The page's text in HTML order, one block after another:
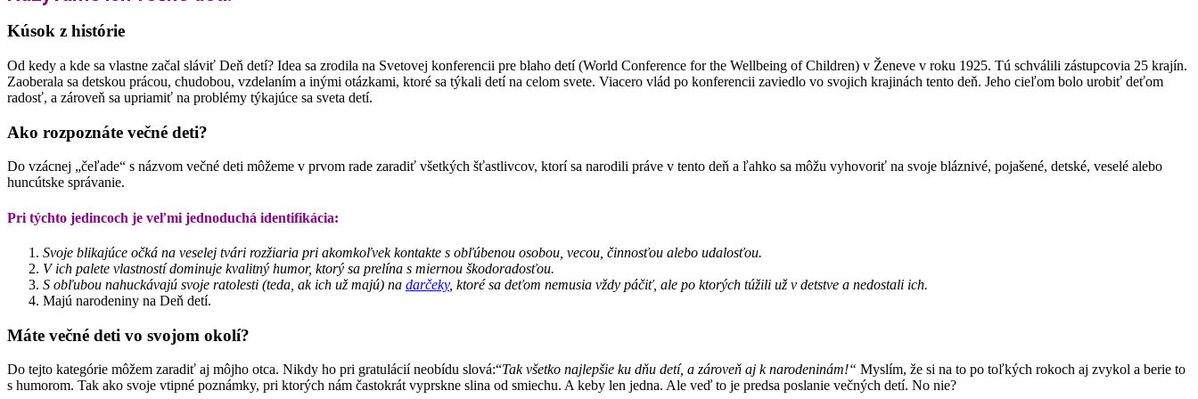
Kúsok z histórie
Od kedy a kde sa vlastne začal sláviť Deň detí? Idea sa zrodila na Svetovej konferencii pre blaho detí (World Conference for the Wellbeing of Children) v Ženeve v roku 1925. Tú schválili zástupcovia 25 krajín.
Zaoberala sa detskou prácou, chudobou, vzdelaním a inými otázkami, ktoré sa týkali detí na celom svete. Viacero vlád po konferencii zaviedlo vo svojich krajinách tento deň. Jeho cieľom bolo urobiť deťom
radosť, a zároveň sa upriamiť na problémy týkajúce sa sveta detí.
Ako rozpoznáte večné deti?
Do vzácnej „čeľade“ s názvom večné deti môžeme v prvom rade zaradiť všetkých šťastlivcov, ktorí sa narodili práve v tento deň a ľahko sa môžu vyhovoriť na svoje bláznivé, pojašené, detské, veselé alebo
huncútske správanie.
Pri týchto jedincoch je veľmi jednoduchá identifikácia:
Svoje blikajúce očká na veselej tvári rozžiaria pri akomkoľvek kontakte s obľúbenou osobou, vecou, činnosťou alebo udalosťou.
V ich palete vlastností dominuje kvalitný humor, ktorý sa prelína s miernou škodoradosťou.
S obľubou nahuckávajú svoje ratolesti (teda, ak ich už majú) na darčeky, ktoré sa deťom nemusia vždy páčiť, ale po ktorých túžili už v detstve a nedostali ich.
Majú narodeniny na Deň detí.
Máte večné deti vo svojom okolí?
Do tejto kategórie môžem zaradiť aj môjho otca. Nikdy ho pri gratulácií neobídu slová:“Tak všetko najlepšie ku dňu detí, a zároveň aj k narodeninám!“ Myslím, že si na to po toľkých rokoch aj zvykol a berie to
s humorom. Tak ako svoje vtipné poznámky, pri ktorých nám častokrát vyprskne slina od smiechu. A keby len jedna. Ale veď to je predsa poslanie večných detí. No nie?